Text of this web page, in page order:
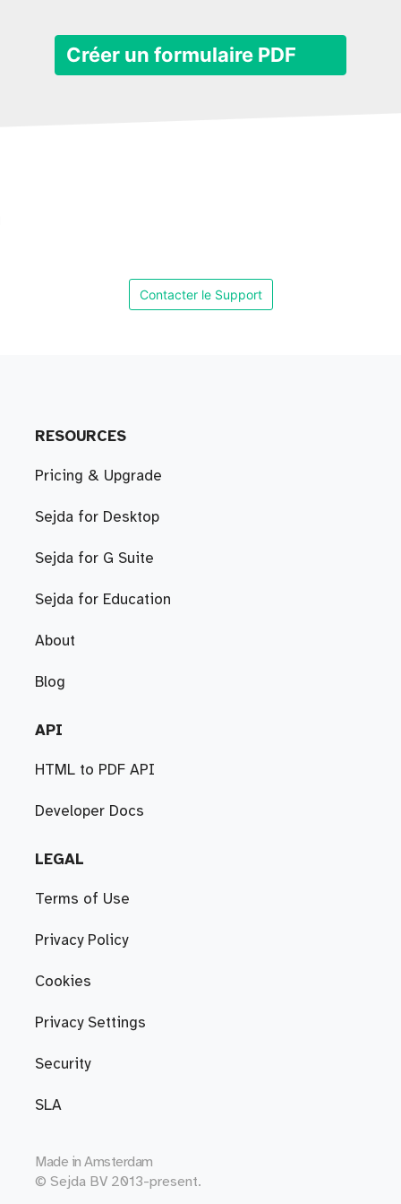
Créer un formulaire PDF
Contacter le Support
RESOURCES
Pricing & Upgrade
Sejda for Desktop
Sejda for G Suite
Sejda for Education
About
Blog
API
HTML to PDF API
Developer Docs
LEGAL
Terms of Use
Privacy Policy
Cookies
Privacy Settings
Security
SLA
Made in Amsterdam
© Sejda BV 2013-present.